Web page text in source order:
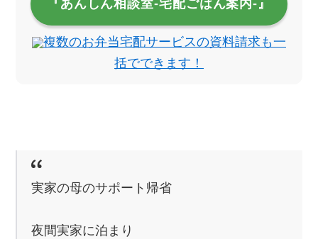
『あんしん相談室‐宅配ごはん案内‐』
複数のお弁当宅配サービスの資料請求も一
括でできます！
実家の母のサポート帰省
夜間実家に泊まり